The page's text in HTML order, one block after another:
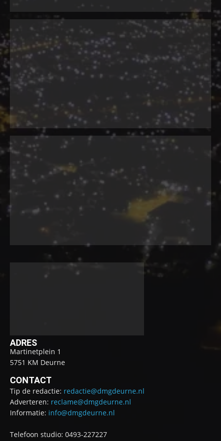
ADRES
Martinetplein 1
5751 KM Deurne
CONTACT
Tip de redactie: redactie@dmgdeurne.nl
Adverteren: reclame@dmgdeurne.nl
Informatie: info@dmgdeurne.nl
Telefoon studio: 0493-227227